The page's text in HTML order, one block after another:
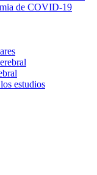
de COVID-19
estudios